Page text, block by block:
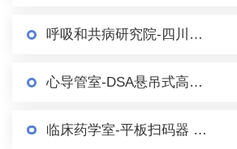
呼吸和共病研究院-四川大学华西医院百万人群队列研究信息系统 市场调研
心导管室-DSA悬吊式高压注射（泵）系统 市场调研
临床药学室-平板扫码器 市场调研